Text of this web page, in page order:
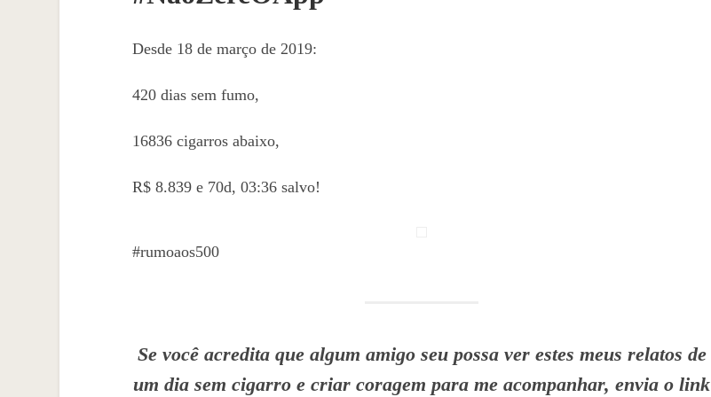
Desde 18 de março de 2019:
420 dias sem fumo,
16836 cigarros abaixo,
R$ 8.839 e 70d, 03:36 salvo!
#rumoaos500
Se você acredita que algum amigo seu possa ver estes meus relatos de
um dia sem cigarro e criar coragem para me acompanhar, envia o link